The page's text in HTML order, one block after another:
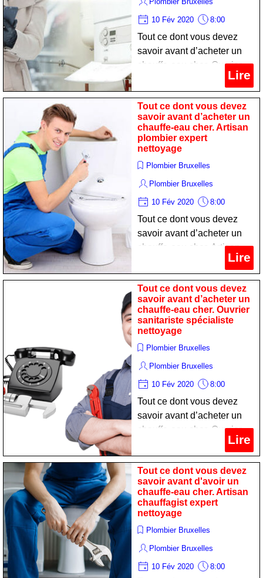
10 Fév 2020 8:00
Tout ce dont vous devez
savoir avant d’acheter un
chauffe-eau cher. Ouvrier
chauffagist spécialiste
nettoyage
Lire
Tout ce dont vous devez
savoir avant d’acheter un
chauffe-eau cher. Artisan
plombier expert
nettoyage
Plombier Bruxelles
Plombier Bruxelles
10 Fév 2020 8:00
Tout ce dont vous devez
savoir avant d’acheter un
chauffe-eau cher. Artisan
plombier expert nettoyage
Lire
Tout ce dont vous devez
savoir avant d’acheter un
chauffe-eau cher. Ouvrier
sanitariste spécialiste
nettoyage
Plombier Bruxelles
Plombier Bruxelles
10 Fév 2020 8:00
Tout ce dont vous devez
savoir avant d’acheter un
chauffe-eau cher. Ouvrier
nettoyage
Lire
Tout ce dont vous devez
savoir avant d'avoir un
chauffe-eau cher. Artisan
chauffagist expert
nettoyage
Plombier Bruxelles
Plombier Bruxelles
10 Fév 2020 8:00